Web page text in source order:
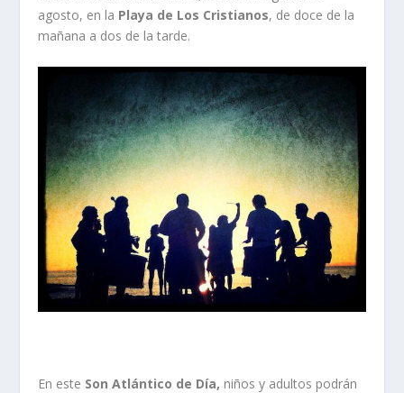
agosto, en la Playa de Los Cristianos, de doce de la
mañana a dos de la tarde.
En este Son Atlántico de Día, niños y adultos podrán